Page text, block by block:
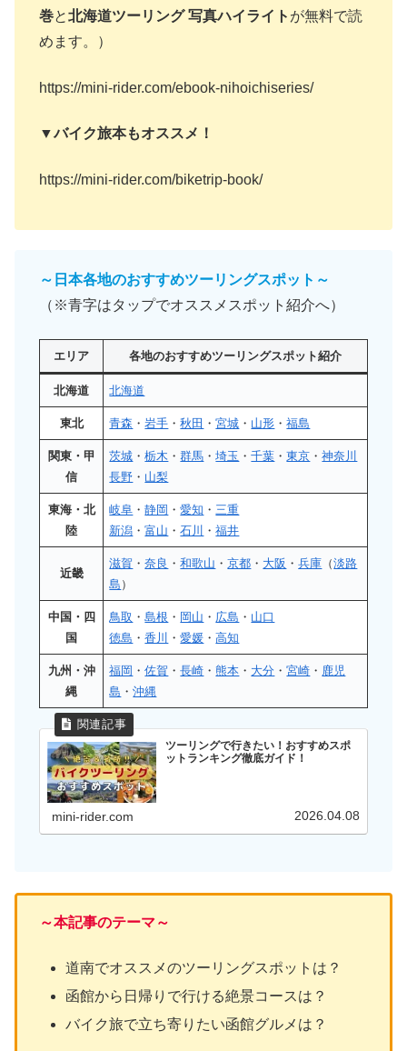
巻と北海道ツーリング 写真ハイライト が無料で読
めます。）
https://mini-rider.com/ebook-nihoichiseries/
▼バイク旅本もオススメ！
https://mini-rider.com/biketrip-book/
～日本各地のおすすめツーリングスポット～
（※青字はタップでオススメスポット紹介へ）
エリア 各地のおすすめツーリングスポット紹介
北海道 北海道
東北 青森 ・岩手 ・秋田 ・宮城 ・ 山形 ・福島
関東・甲
信
茨城 ・栃木 ・群馬 ・埼玉 ・千葉 ・東京 ・神奈川
長野 ・ 山梨
東海・北
陸
岐阜 ・静岡 ・愛知 ・ 三重
新潟 ・富山 ・石川 ・福井
近畿
滋賀 ・奈良 ・和歌山 ・京都 ・ 大阪 ・兵庫 （淡路
島 ）
中国・四
国
鳥取 ・島根 ・ 岡山 ・ 広島 ・ 山口
徳島 ・香川 ・愛媛 ・高知
九州・沖
縄
福岡 ・佐賀 ・長崎 ・熊本 ・ 大分 ・宮崎 ・ 鹿児
島 ・沖縄
ツーリングで行きたい！おすすめスポ
ットランキング徹底ガイド！
mini-rider.com 2026.04.08
～本記事のテーマ～
道南でオススメのツーリングスポットは？
函館から日帰りで行ける絶景コースは？
バイク旅で立ち寄りたい函館グルメは？